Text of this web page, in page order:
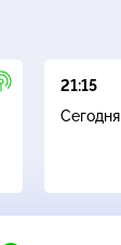
21:15
Сегодня